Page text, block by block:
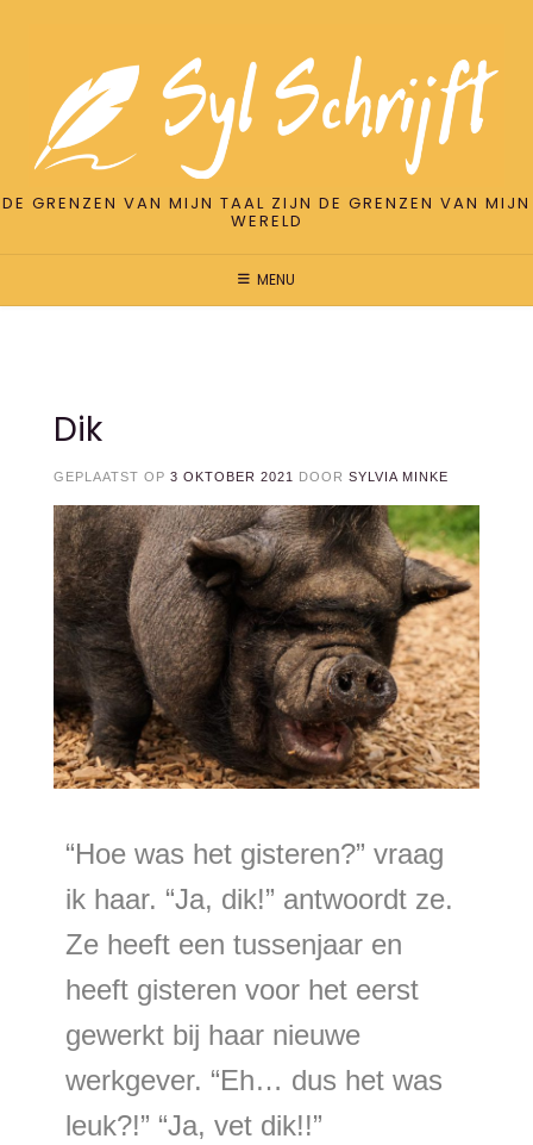
DE GRENZEN VAN MIJN TAAL ZIJN DE GRENZEN VAN MIJN
WERELD
MENU
Dik
GEPLAATST OP 3 OKTOBER 2021 DOOR SYLVIA MINKE
“Hoe was het gisteren?” vraag
ik haar. “Ja, dik!” antwoordt ze.
Ze heeft een tussenjaar en
heeft gisteren voor het eerst
gewerkt bij haar nieuwe
werkgever. “Eh… dus het was
leuk?!” “Ja, vet dik!!”